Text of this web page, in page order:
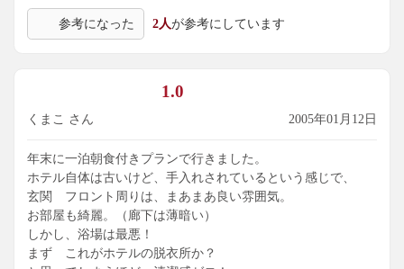
参考になった 2人が参考にしています
1.0
くまこ さん 2005年01月12日
年末に一泊朝食付きプランで行きました。
ホテル自体は古いけど、手入れされているという感じで、
玄関 フロント周りは、まあまあ良い雰囲気。
お部屋も綺麗。（廊下は薄暗い）
しかし、浴場は最悪！
まず これがホテルの脱衣所か？